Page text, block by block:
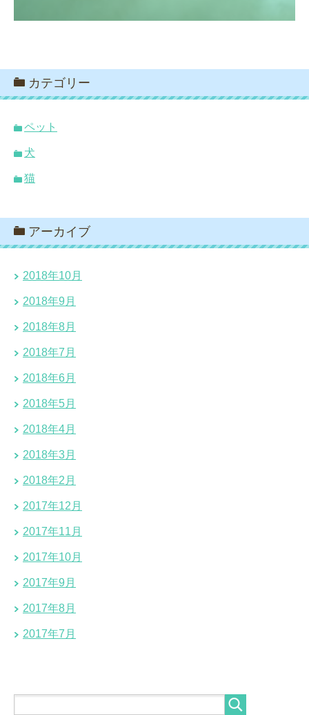
カテゴリー
ペット
犬
猫
アーカイブ
2018年10月
2018年9月
2018年8月
2018年7月
2018年6月
2018年5月
2018年4月
2018年3月
2018年2月
2017年12月
2017年11月
2017年10月
2017年9月
2017年8月
2017年7月